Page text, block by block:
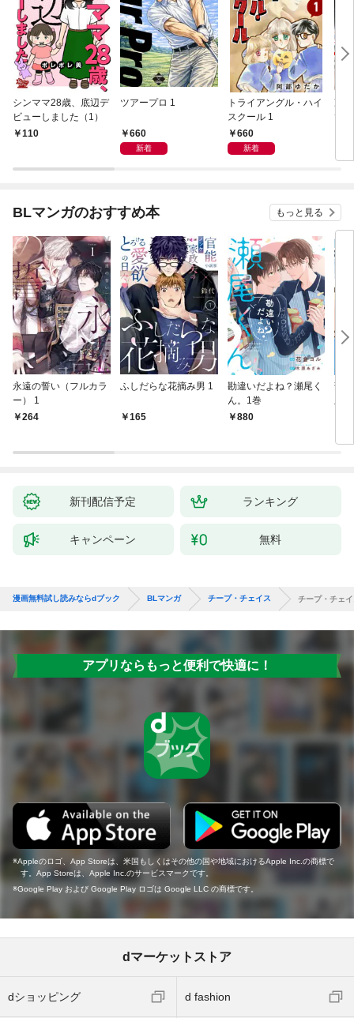
シンママ28歳、底辺デ
ビューしました（1）
110
ツアープロ 1
660
新着
トライアングル・ハイ
スクール 1
660
新着
冷
て
BLマンガのおすすめ本 もっと見る
永遠の誓い（フルカラ
ー） 1
264
ふしだらな花摘み男 1
165
勘違いだよね？瀬尾く
ん。1巻
880
薄
新刊配信予定 ランキング
キャンペーン 無料
漫画無料試し読みならdブック BLマンガ チープ・チェイス チープ・チェ
アプリならもっと便利で快適に！
Appleのロゴ、App Storeは、米国もしくはその他の国や地域におけるApple Inc.の商標で
す。App Storeは、Apple Inc.のサービスマークです。
Google Play および Google Play ロゴは Google LLC の商標です。
dマーケットストア
dショッピング d fashion